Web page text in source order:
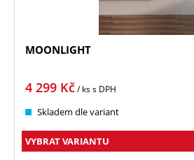
MOONLIGHT
4 299 Kč/ kss DPH
Skladem dle variant
VYBRAT VARIANTU